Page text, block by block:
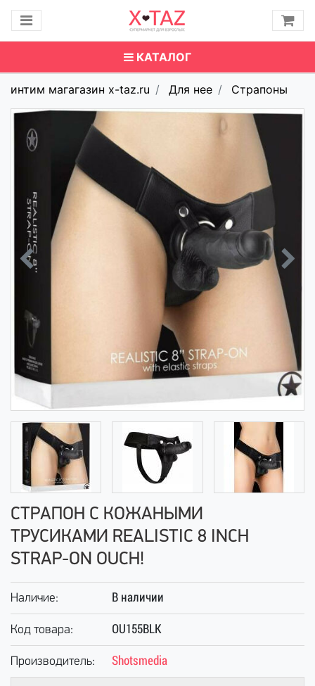
КАТАЛОГ
интим магагазин x-taz.ru Для нее Страпоны
СТРАПОН С КОЖАНЫМИ
ТРУСИКАМИ REALISTIC 8 INCH
STRAP-ON OUCH!
Наличие: В наличии
Код товара: OU155BLK
Производитель: Shotsmedia